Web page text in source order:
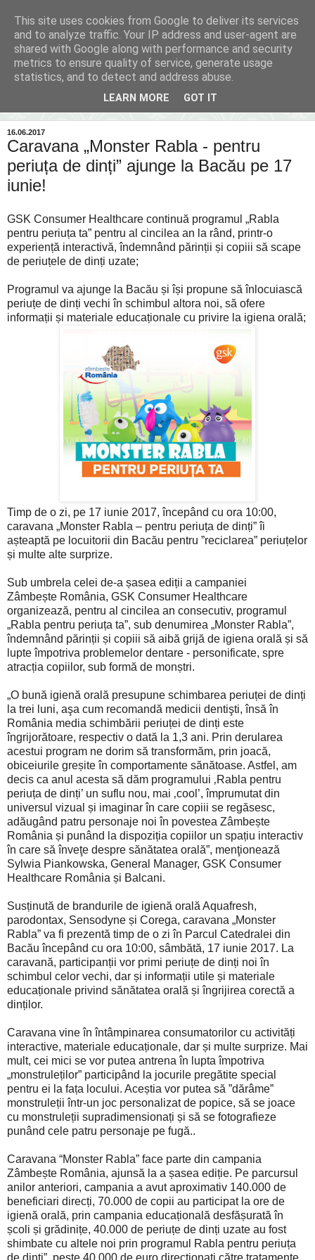
Inima Bacăului
Din inima Bacăului...spre inima ta...
16.06.2017
Caravana „Monster Rabla - pentru
periuța de dinți” ajunge la Bacău pe 17
iunie!
GSK Consumer Healthcare continuă programul „Rabla
pentru periuța ta” pentru al cincilea an la rând, printr-o
experiență interactivă, îndemnând părinții și copiii să scape
de periuțele de dinți uzate;
Programul va ajunge la Bacău și își propune să înlocuiască
periuțe de dinți vechi în schimbul altora noi, să ofere
informații și materiale educaționale cu privire la igiena orală;
Timp de o zi, pe 17 iunie 2017, începând cu ora 10:00,
caravana „Monster Rabla – pentru periuța de dinți” îi
așteaptă pe locuitorii din Bacău pentru ”reciclarea” periuțelor
și multe alte surprize.
Sub umbrela celei de-a șasea ediții a campaniei
Zâmbește România, GSK Consumer Healthcare
organizează, pentru al cincilea an consecutiv, programul
„Rabla pentru periuța ta”, sub denumirea „Monster Rabla”,
îndemnând părinții și copiii să aibă grijă de igiena orală și să
lupte împotriva problemelor dentare - personificate, spre
atracția copiilor, sub formă de monștri.
„O bună igienă orală presupune schimbarea periuței de dinți
la trei luni, aşa cum recomandă medicii dentişti, însă în
România media schimbării periuței de dinți este
îngrijorătoare, respectiv o dată la 1,3 ani. Prin derularea
acestui program ne dorim să transformăm, prin joacă,
obiceiurile greșite în comportamente sănătoase. Astfel, am
decis ca anul acesta să dăm programului ‚Rabla pentru
periuța de dinți’ un suflu nou, mai ‚cool’, împrumutat din
universul vizual și imaginar în care copiii se regăsesc,
adăugând patru personaje noi în povestea Zâmbește
România și punând la dispoziția copiilor un spațiu interactiv
în care să înveţe despre sănătatea orală”, menţionează
Sylwia Piankowska, General Manager, GSK Consumer
Healthcare România și Balcani.
Susținută de brandurile de igienă orală Aquafresh,
parodontax, Sensodyne și Corega, caravana „Monster
Rabla” va fi prezentă timp de o zi în Parcul Catedralei din
Bacău începând cu ora 10:00, sâmbătă, 17 iunie 2017. La
caravană, participanții vor primi periuțe de dinți noi în
schimbul celor vechi, dar și informații utile și materiale
educaționale privind sănătatea orală și îngrijirea corectă a
dinților.
Caravana vine în întâmpinarea consumatorilor cu activități
interactive, materiale educaționale, dar și multe surprize. Mai
mult, cei mici se vor putea antrena în lupta împotriva
„monstruleților” participând la jocurile pregătite special
pentru ei la fața locului. Aceștia vor putea să ”dărâme”
monstruleții într-un joc personalizat de popice, să se joace
cu monstruleții supradimensionați și să se fotografieze
punând cele patru personaje pe fugă..
Caravana “Monster Rabla” face parte din campania
Zâmbește România, ajunsă la a șasea ediție. Pe parcursul
anilor anteriori, campania a avut aproximativ 140.000 de
beneficiari direcți, 70.000 de copii au participat la ore de
igienă orală, prin campania educațională desfășurată în
școli și grădinițe, 40.000 de periuțe de dinți uzate au fost
shimbate cu altele noi prin programul Rabla pentru periuța
de dinți”, peste 40.000 de euro direcționați către tratamente
This site uses cookies from Google to deliver its services
and to analyze traffic. Your IP address and user-agent are
shared with Google along with performance and security
metrics to ensure quality of service, generate usage
statistics, and to detect and address abuse.
LEARN MORE GOT IT